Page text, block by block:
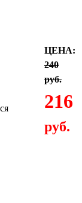
ЦЕНА:
240
руб.
216
руб.